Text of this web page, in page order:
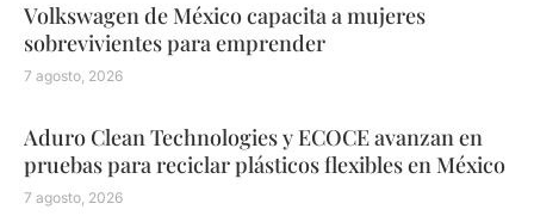
Volkswagen de México capacita a mujeres
sobrevivientes para emprender
7 agosto, 2026
Aduro Clean Technologies y ECOCE avanzan en
pruebas para reciclar plásticos flexibles en México
7 agosto, 2026